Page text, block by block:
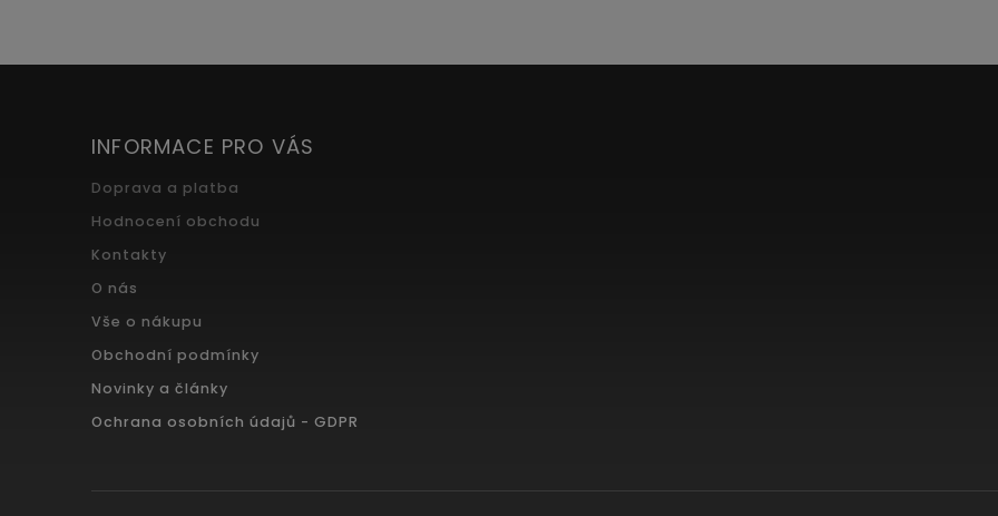
INFORMACE PRO VÁS
Doprava a platba
Hodnocení obchodu
Kontakty
O nás
Vše o nákupu
Obchodní podmínky
Novinky a články
Ochrana osobních údajů - GDPR